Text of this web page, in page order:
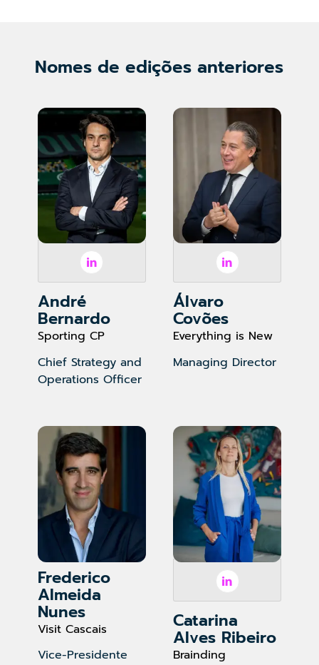
Nomes de edições anteriores
André
Bernardo
Sporting CP
Chief Strategy and
Operations Officer
Álvaro
Covões
Everything is New
Managing Director
Frederico
Almeida
Nunes
Visit Cascais
Vice-Presidente
Catarina
Alves Ribeiro
Brainding